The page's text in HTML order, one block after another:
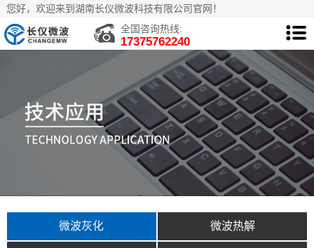
您好，欢迎来到湖南长仪微波科技有限公司官网！
全国咨询热线:
17375762240
微波灰化 微波热解